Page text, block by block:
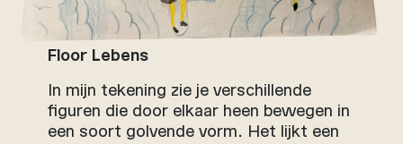
Floor Lebens
In mijn tekening zie je verschillende
figuren die door elkaar heen bewegen in
een soort golvende vorm. Het lijkt een